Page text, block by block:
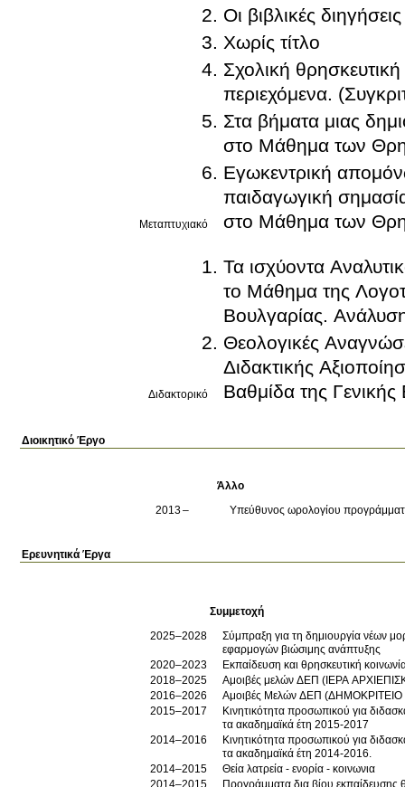
Μεταπτυχιακό
Οι βιβλικές
Χωρίς τίτλο
Σχολική
περιεχόμενα.
Στα βήματα μιας
στο Μάθημα των
Εγωκεντρική
παιδαγωγική
στο Μάθημα των
Διδακτορικό
Τα ισχύοντα
το Μάθημα της
Βουλγαρίας.
Θεολογικές
Διδακτικής
Βαθμίδα της
Διοικητικό Έργο
Άλλο
2013
Υπεύθυνος ωρολογίου
Ερευνητικά Έργα
Συμμετοχή
2025–2028
Σύμπραξη για τη δημιουργία νέων
εφαρμογών βιώσιμης ανάπτυξης
2020–2023
Εκπαίδευση και θρησκευτική
2018–2025
Αμοιβές μελών ΔΕΠ (ΙΕΡΑ
2016–2026
Αμοιβές Μελών ΔΕΠ
2015–2017
Κινητικότητα προσωπικού για
τα ακαδημαϊκά έτη 2015-2017
2014–2016
Κινητικότητα προσωπικού για
τα ακαδημαϊκά έτη 2014-2016.
2014–2015
Θεία λατρεία - ενορία - κοινωνια
2014–2015
Προγράμματα δια βίου εκπαίδευσης